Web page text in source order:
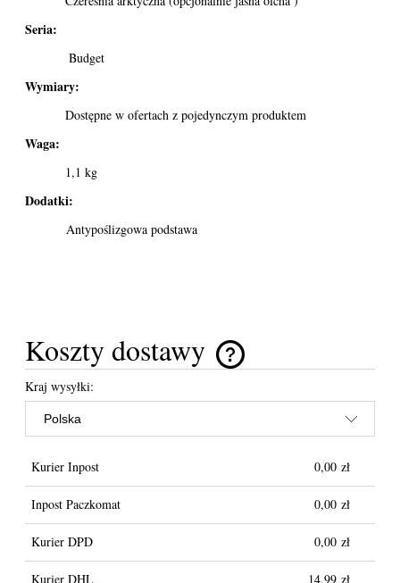
Seria:
Budget
Wymiary:
Dostępne w ofertach z pojedynczym produktem
Waga:
1,1 kg
Dodatki:
Antypoślizgowa podstawa
Koszty dostawy
Cena nie zawiera ewentualnych kosztów płatności
Kraj wysyłki:
Kurier Inpost 0,00 zł
Inpost Paczkomat 0,00 zł
Kurier DPD 0,00 zł
Kurier DHL 14,99 zł